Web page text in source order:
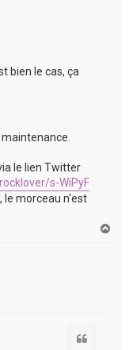
bien le cas, ça
le lien Twitter
s-WiPyF
le morceau n'est